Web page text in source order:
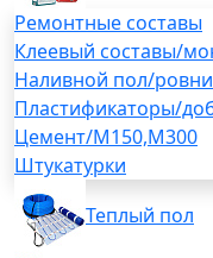
Ремонтные составы
Клеевый составы/
Наливной пол/
Пластификаторы/
Цемент/М150,М300
Штукатурки
Теплый пол